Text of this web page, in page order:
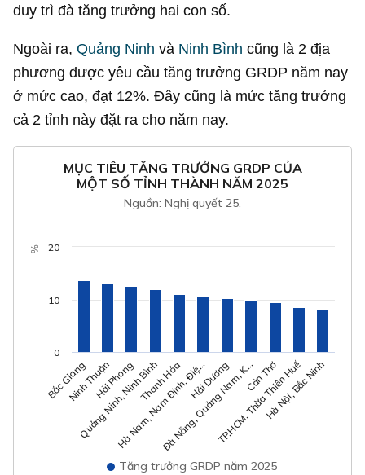
duy trì đà tăng trưởng hai con số.
Ngoài ra,Quảng Ninh và Ninh Bình cũng là 2 địa
phương được yêu cầu tăng trưởng GRDP năm nay
ở mức cao, đạt 12%. Đây cũng là mức tăng trưởng
cả 2 tỉnh này đặt ra cho năm nay.
%
MỤC TIÊU TĂNG TRƯỞNG GRDP CỦA
MỘT SỐ TỈNH THÀNH NĂM 2025
Nguồn: Nghị quyết 25.
Tăng trưởng GRDP năm 2025
Bắc Giang
Ninh ThuậnHải Phòng
Quảng Ninh, Ninh BìnhThanh Hóa
Hà Nam, Nam Định, Điệ…Hải Dương
Đà Nẵng, Quảng Nam, K…Cần Thơ
TP.HCM, Thừa Thiên Huế
Hà Nội, Bắc Ninh
0
10
20